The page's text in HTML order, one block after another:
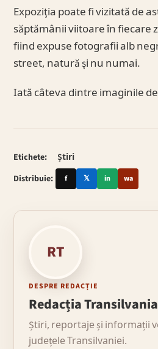
Expoziţia poate fi vizitată de
săptămânii viitoare în fiecare
fiind expuse fotografii alb
street, natură şi nu numai.
Iată câteva dintre imaginile
Etichete:
Știri
Distribuie:
f 𝕏 in wa
RT
DESPRE REDACȚIE
Redacția
Știri, reportaje și informații
județele Transilvaniei.